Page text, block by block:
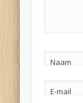
Naam
E-mail